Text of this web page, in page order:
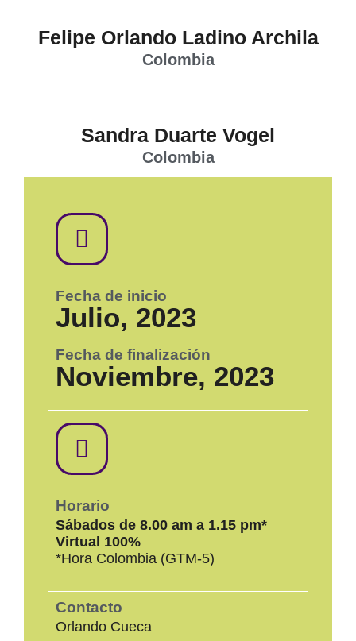
Felipe Orlando Ladino Archila
Colombia
Sandra Duarte Vogel
Colombia
Fecha de inicio
Julio, 2023
Fecha de finalización
Noviembre, 2023
Horario
Sábados de 8.00 am a 1.15 pm*
Virtual 100%
*Hora Colombia (GTM-5)
Contacto
Orlando Cueca